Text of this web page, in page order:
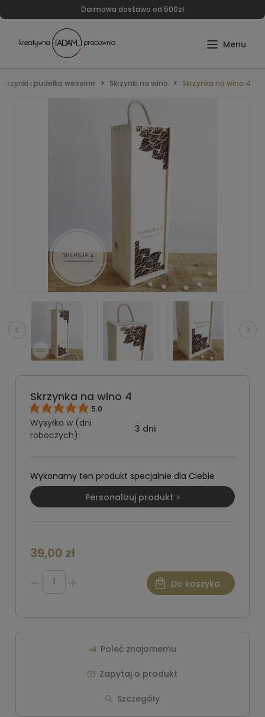
Darmowa dostawa od 500zł
Skrzynki i pudełka weselne Skrzynki na wino Skrzynka na wino 4
Skrzynka na wino 4
5.0
Wysyłka w (dni
roboczych):
3 dni
Wykonamy ten produkt specjalnie dla Ciebie
Personalizuj produkt >
39,00 zł
Do koszyka
Szczegóły
Zapytaj o produkt
Poleć znajomemu